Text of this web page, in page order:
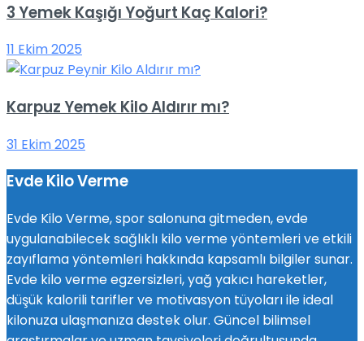
3 Yemek Kaşığı Yoğurt Kaç Kalori?
11 Ekim 2025
Karpuz Yemek Kilo Aldırır mı?
31 Ekim 2025
Evde Kilo Verme
Evde Kilo Verme, spor salonuna gitmeden, evde
uygulanabilecek sağlıklı kilo verme yöntemleri ve etkili
zayıflama yöntemleri hakkında kapsamlı bilgiler sunar.
Evde kilo verme egzersizleri, yağ yakıcı hareketler,
düşük kalorili tarifler ve motivasyon tüyoları ile ideal
kilonuza ulaşmanıza destek olur. Güncel bilimsel